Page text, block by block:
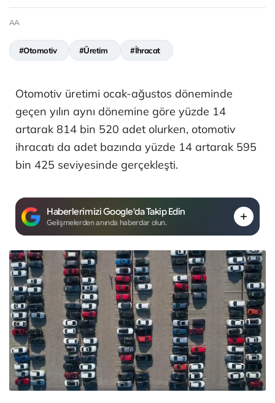
AA
#Otomotiv #Üretim #İhracat
Otomotiv üretimi ocak-ağustos döneminde
geçen yılın aynı dönemine göre yüzde 14
artarak 814 bin 520 adet olurken, otomotiv
ihracatı da adet bazında yüzde 14 artarak 595
bin 425 seviyesinde gerçekleşti.
Haberlerimizi Google'da Takip Edin
Gelişmelerden anında haberdar olun.